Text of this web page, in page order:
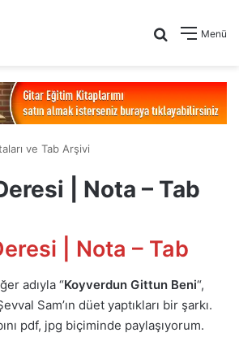
Menü
Arama yap
ve Tab Arşivi
| Nota – Tab
| Nota – Tab
adıyla “Koyverdun Gittun Beni“,
Sam’ın düet yaptıkları bir şarkı.
pdf, jpg biçiminde paylaşıyorum.